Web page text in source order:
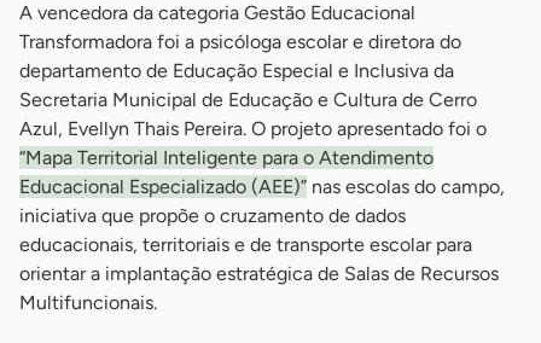
A vencedora da categoria Gestão Educacional
Transformadora foi a psicóloga escolar e diretora do
departamento de Educação Especial e Inclusiva da
Secretaria Municipal de Educação e Cultura de Cerro
Azul, Evellyn Thais Pereira. O projeto apresentado foi o
“Mapa Territorial Inteligente para o Atendimento
Educacional Especializado (AEE)” nas escolas do campo,
iniciativa que propõe o cruzamento de dados
educacionais, territoriais e de transporte escolar para
orientar a implantação estratégica de Salas de Recursos
Multifuncionais.